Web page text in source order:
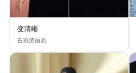
变清晰
告别渣画质